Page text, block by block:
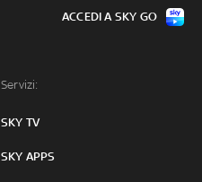
Servizi:
SKY TV
SKY APPS
ACCEDI A SKY GO